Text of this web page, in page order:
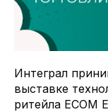
Интеграл
выставке
ритейла ECOM